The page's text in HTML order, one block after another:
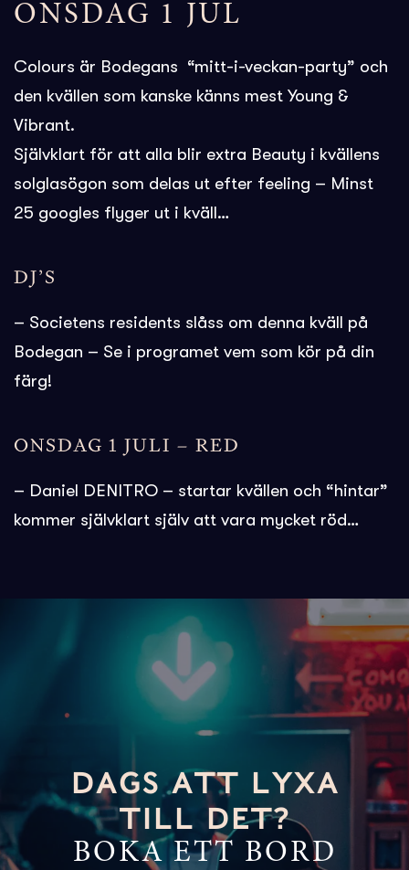
ONSDAG 1 JUL
Colours är Bodegans “mitt-i-veckan-party” och
den kvällen som kanske känns mest Young &
Vibrant.
Självklart för att alla blir extra Beauty i kvällens
solglasögon som delas ut efter feeling – Minst
25 googles flyger ut i kväll…
DJ’S
– Societens residents slåss om denna kväll på
Bodegan – Se i programet vem som kör på din
färg!
ONSDAG 1 JULI – RED
– Daniel DENITRO – startar kvällen och “hintar”
kommer självklart själv att vara mycket röd…
DAGS ATT LYXA
TILL DET?
BOKA ETT BORD